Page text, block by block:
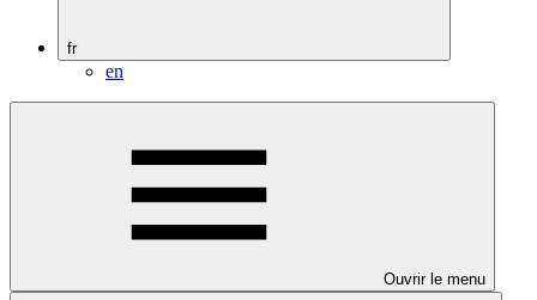
fr
en
Ouvrir le menu